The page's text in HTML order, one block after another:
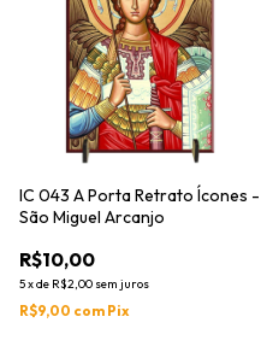
IC 043 A Porta Retrato Ícones -
São Miguel Arcanjo
R$10,00
5xde R$2,00 sem juros
R$9,00 com Pix